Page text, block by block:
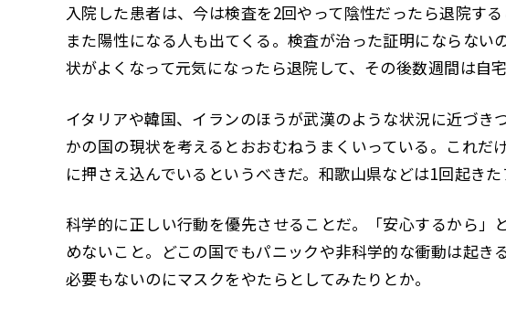
入院した患者は、今は検査を2回やって陰性だったら退院す
また陽性になる人も出てくる。検査が治った証明にならな
状がよくなって元気になったら退院して、その後数週間は自
イタリアや韓国、イランのほうが武漢のような状況に近づ
かの国の現状を考えるとおおむねうまくいっている。これ
に押さえ込んでいるというべきだ。和歌山県などは1回起き
科学的に正しい行動を優先させることだ。「安心するから
めないこと。どこの国でもパニックや非科学的な衝動は起き
必要もないのにマスクをやたらとしてみたりとか。